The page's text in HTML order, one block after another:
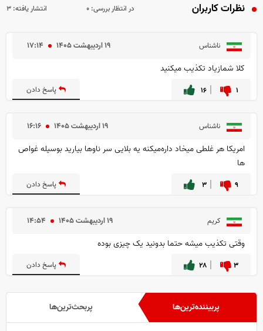
نظرات کاربران انتشار یافته: ۳ در انتظار بررسی: ۰
ناشناس ۱۷:۱۴ ۱۹ ارديبهشت ۱۴۰۵
کلا شمازیاد تکذیب میکنید
۱ ۱۶ پاسخ دادن
ناشناس ۱۶:۱۶ ۱۹ ارديبهشت ۱۴۰۵
امریکا هر غلطی میخاد داره‌میکنه یه بلایی سر ناوها بیارید بوسیله غواص
ها
۹ ۳ پاسخ دادن
کریم ۱۴:۵۴ ۱۹ ارديبهشت ۱۴۰۵
وقتی تکذیب میشه حتما بدونید یک چیزی بوده
۳ ۲۸ پاسخ دادن
پربیننده‌ترین‌ها پربحث‌ترین‌ها